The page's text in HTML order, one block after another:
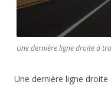
Une dernière ligne droite à
Une dernière ligne